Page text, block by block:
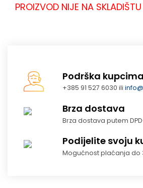
PROIZVOD NIJE NA SKLADIŠTU
Podrška kupcima
+385 91 527 6030 ili
Brza dostava
Brza dostava putem
Podijelite svoju
Mogućnost plaćanja do